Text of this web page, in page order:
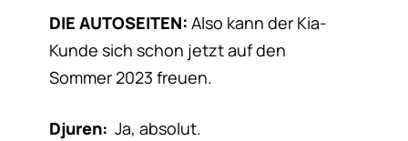
DIE AUTOSEITEN: Also kann der Kia-
Kunde sich schon jetzt auf den
Sommer 2023 freuen.
Djuren: Ja, absolut.